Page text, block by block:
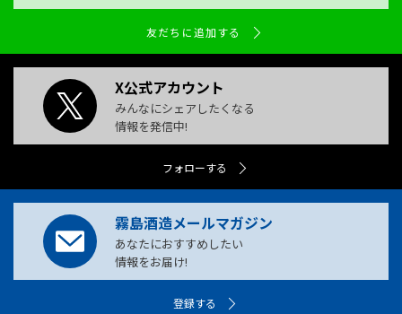
友だちに追加する
X公式アカウント
みんなにシェアしたくなる
情報を発信中!
フォローする
霧島酒造メールマガジン
あなたにおすすめしたい
情報をお届け!
登録する